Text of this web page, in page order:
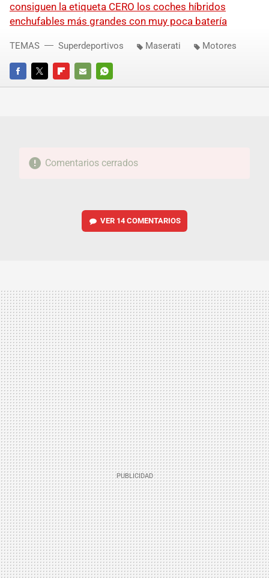
consiguen la etiqueta CERO los coches híbridos
enchufables más grandes con muy poca batería
FACEBOOKTWITTERFLIPBOARD
E-
WHATSAPP
TEMAS Superdeportivos Maserati Motores
Comentarios cerrados
VER 14 COMENTARIOS